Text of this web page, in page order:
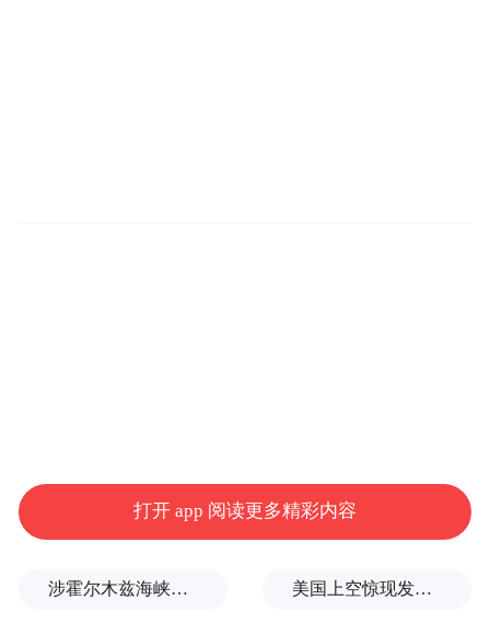
满足用户多元化的出行需求。
打开 app 阅读更多精彩内容
涉霍尔木兹海峡，伊朗与阿曼被曝达成临时协议框架 美国上空惊现发光UFO，球体数小时悬浮不动，路人称比飞机大3倍